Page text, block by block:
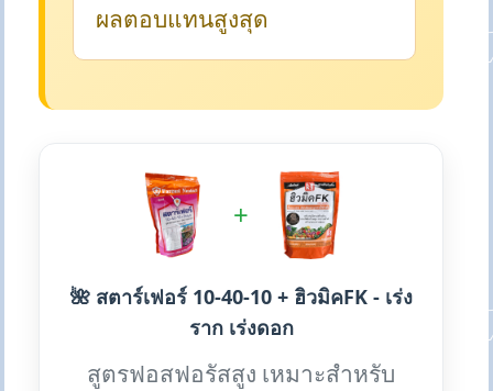
ผลตอบแทนสูงสุด
+
🌺 สตาร์เฟอร์ 10-40-10 + ฮิวมิคFK - เร่ง
ราก เร่งดอก
สูตรฟอสฟอรัสสูง เหมาะสำหรับ